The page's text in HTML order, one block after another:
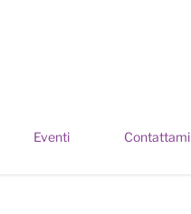
Eventi Contattami